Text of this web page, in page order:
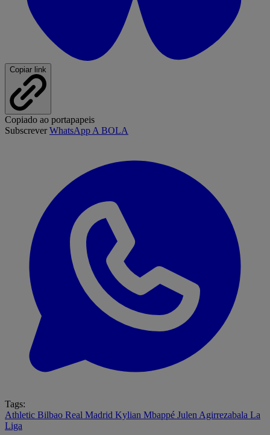
Copiar link
Copiado ao portapapeis
SubscreverWhatsApp A BOLA
Tags:
Athletic Bilbao Real Madrid Kylian Mbappé Julen Agirrezabala La
Liga